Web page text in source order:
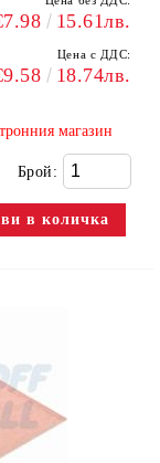
15.61лв.
Цена с ДДС:
18.74лв.
магазин
Брой: